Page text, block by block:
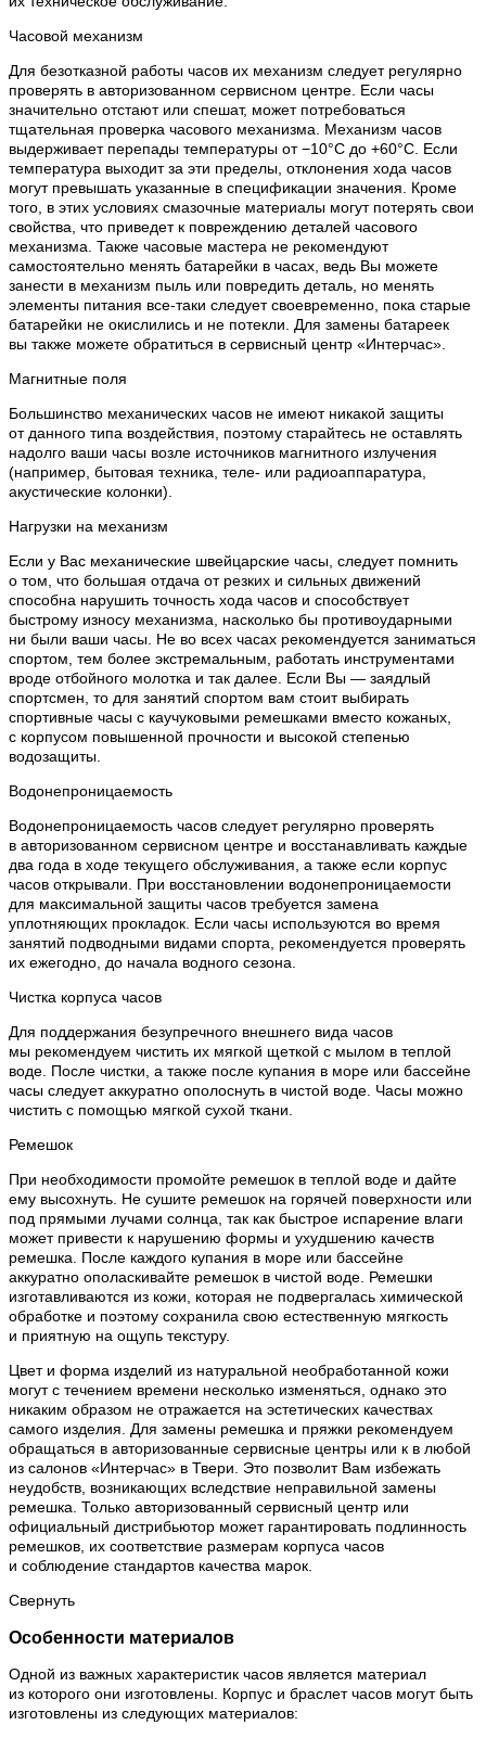
Часовой механизм
Для безотказной работы часов их механизм следует регулярно
проверять в авторизованном сервисном центре. Если часы
значительно отстают или спешат, может потребоваться
тщательная проверка часового механизма. Механизм часов
выдерживает перепады температуры от −10°C до +60°C. Если
температура выходит за эти пределы, отклонения хода часов
могут превышать указанные в спецификации значения. Кроме
того, в этих условиях смазочные материалы могут потерять свои
свойства, что приведет к повреждению деталей часового
механизма. Также часовые мастера не рекомендуют
самостоятельно менять батарейки в часах, ведь Вы можете
занести в механизм пыль или повредить деталь, но менять
элементы питания все-таки следует своевременно, пока старые
батарейки не окислились и не потекли. Для замены батареек
вы также можете обратиться в сервисный центр «Интерчас».
Магнитные поля
Большинство механических часов не имеют никакой защиты
от данного типа воздействия, поэтому старайтесь не оставлять
надолго ваши часы возле источников магнитного излучения
(например, бытовая техника, теле- или радиоаппаратура,
акустические колонки).
Нагрузки на механизм
Если у Вас механические швейцарские часы, следует помнить
о том, что большая отдача от резких и сильных движений
способна нарушить точность хода часов и способствует
быстрому износу механизма, насколько бы противоударными
ни были ваши часы. Не во всех часах рекомендуется заниматься
спортом, тем более экстремальным, работать инструментами
вроде отбойного молотка и так далее. Если Вы — заядлый
спортсмен, то для занятий спортом вам стоит выбирать
спортивные часы с каучуковыми ремешками вместо кожаных,
с корпусом повышенной прочности и высокой степенью
водозащиты.
Водонепроницаемость
Водонепроницаемость часов следует регулярно проверять
в авторизованном сервисном центре и восстанавливать каждые
два года в ходе текущего обслуживания, а также если корпус
часов открывали. При восстановлении водонепроницаемости
для максимальной защиты часов требуется замена
уплотняющих прокладок. Если часы используются во время
занятий подводными видами спорта, рекомендуется проверять
их ежегодно, до начала водного сезона.
Чистка корпуса часов
Для поддержания безупречного внешнего вида часов
мы рекомендуем чистить их мягкой щеткой с мылом в теплой
воде. После чистки, а также после купания в море или бассейне
часы следует аккуратно ополоснуть в чистой воде. Часы можно
чистить с помощью мягкой сухой ткани.
Ремешок
При необходимости промойте ремешок в теплой воде и дайте
ему высохнуть. Не сушите ремешок на горячей поверхности или
под прямыми лучами солнца, так как быстрое испарение влаги
может привести к нарушению формы и ухудшению качеств
ремешка. После каждого купания в море или бассейне
аккуратно ополаскивайте ремешок в чистой воде. Ремешки
изготавливаются из кожи, которая не подвергалась химической
обработке и поэтому сохранила свою естественную мягкость
и приятную на ощупь текстуру.
Цвет и форма изделий из натуральной необработанной кожи
могут с течением времени несколько изменяться, однако это
никаким образом не отражается на эстетических качествах
самого изделия. Для замены ремешка и пряжки рекомендуем
обращаться в авторизованные сервисные центры или к в любой
из салонов «Интерчас» в Твери. Это позволит Вам избежать
неудобств, возникающих вследствие неправильной замены
ремешка. Только авторизованный сервисный центр или
официальный дистрибьютор может гарантировать подлинность
ремешков, их соответствие размерам корпуса часов
и соблюдение стандартов качества марок.
Свернуть
Особенности материалов
Одной из важных характеристик часов является материал
из которого они изготовлены. Корпус и браслет часов могут быть
изготовлены из следующих материалов: